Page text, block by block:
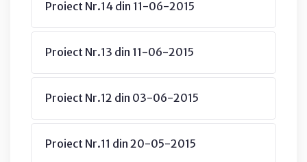
Proiect Nr.14 din 11-06-2015
Proiect Nr.13 din 11-06-2015
Proiect Nr.12 din 03-06-2015
Proiect Nr.11 din 20-05-2015